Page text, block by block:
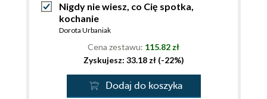
Nigdy nie wiesz, co Cię spotka,
kochanie
Dorota Urbaniak
Cena zestawu: 115.82 zł
Zyskujesz: 33.18 zł (-22%)
Dodaj do koszyka